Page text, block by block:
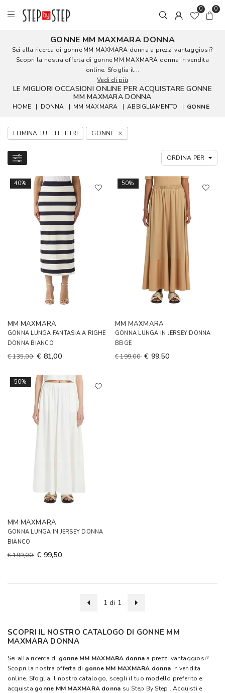
0 0
GONNE MM MAXMARA DONNA
Sei alla ricerca di gonne MM MAXMARA donna a prezzi vantaggiosi?
Scopri la nostra offerta di gonne MM MAXMARA donna in vendita
online. Sfoglia il...
Vedi di più
LE MIGLIORI OCCASIONI ONLINE PER ACQUISTARE GONNE
MM MAXMARA DONNA
HOME | DONNA | MM MAXMARA | ABBIGLIAMENTO | GONNE
ELIMINA TUTTI I FILTRI GONNE
40%
MM MAXMARA
GONNA LUNGA FANTASIA A RIGHE
DONNA BIANCO
€ 135,00 € 81,00
50%
MM MAXMARA
GONNA LUNGA IN JERSEY DONNA
BEIGE
€ 199,00 € 99,50
50%
MM MAXMARA
GONNA LUNGA IN JERSEY DONNA
BIANCO
€ 199,00 € 99,50
1 di 1
SCOPRI IL NOSTRO CATALOGO DI GONNE MM
MAXMARA DONNA
Sei alla ricerca di gonne MM MAXMARA donna a prezzi vantaggiosi?
Scopri la nostra offerta di gonne MM MAXMARA donna in vendita
online. Sfoglia il nostro catalogo, scegli il tuo modello preferito e
acquista gonne MM MAXMARA donna suStep By Step . Acquisti e